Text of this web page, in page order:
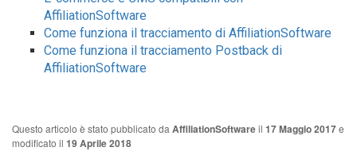
AffiliationSoftware
Come funziona il tracciamento di AffiliationSoftware
Come funziona il tracciamento Postback di
AffiliationSoftware
Questo articolo è stato pubblicato da AffiliationSoftwareil 17 Maggio 2017e
modificato il 19 Aprile 2018